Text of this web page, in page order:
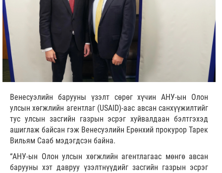
Венесуэлийн барууны үзэлт сөрөг хүчин АНУ-ын Олон
улсын хөгжлийн агентлаг (USAID)-аас авсан санхүүжилтийг
тус улсын засгийн газрын эсрэг хуйвалдаан бэлтгэхэд
ашиглаж байсан гэж Венесуэлийн Ерөнхий прокурор Тарек
Вильям Сааб мэдэгдсэн байна.
“АНУ-ын Олон улсын хөгжлийн агентлагаас мөнгө авсан
барууны хэт давруу үзэлтнүүдийг засгийн газрын эсрэг